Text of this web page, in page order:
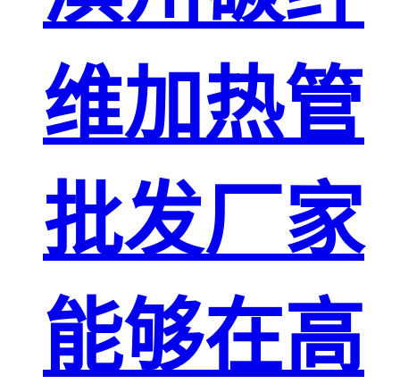
维加热管
批发厂家
能够在高